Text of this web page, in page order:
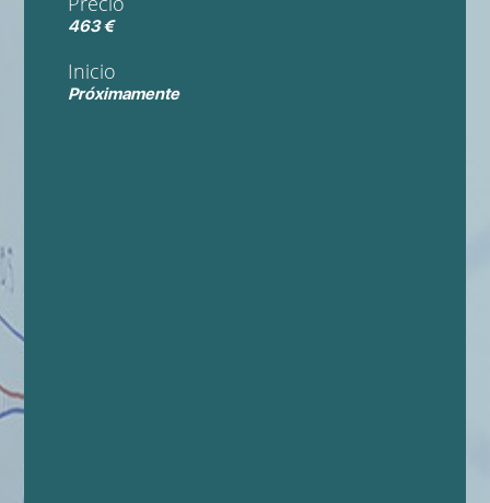
463 €
Inicio
Próximamente